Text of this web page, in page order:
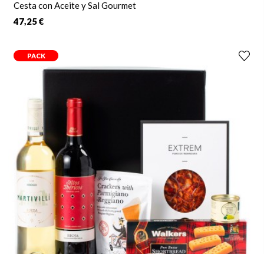
Cesta con Aceite y Sal Gourmet
47,25 €
PACK